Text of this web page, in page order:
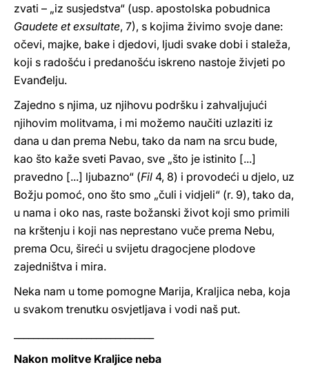
zvati – „iz susjedstva“ (usp. apostolska pobudnica
Gaudete et exsultate, 7), s kojima živimo svoje dane:
očevi, majke, bake i djedovi, ljudi svake dobi i staleža,
koji s radošću i predanošću iskreno nastoje živjeti po
Evanđelju.
Zajedno s njima, uz njihovu podršku i zahvaljujući
njihovim molitvama, i mi možemo naučiti uzlaziti iz
dana u dan prema Nebu, tako da nam na srcu bude,
kao što kaže sveti Pavao, sve „što je istinito [...]
pravedno [...] ljubazno“ (Fil 4, 8) i provodeći u djelo, uz
Božju pomoć, ono što smo „čuli i vidjeli“ (r. 9), tako da,
u nama i oko nas, raste božanski život koji smo primili
na krštenju i koji nas neprestano vuče prema Nebu,
prema Ocu, šireći u svijetu dragocjene plodove
zajedništva i mira.
Neka nam u tome pomogne Marija, Kraljica neba, koja
u svakom trenutku osvjetljava i vodi naš put.
Nakon molitve Kraljice neba